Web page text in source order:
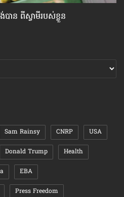
ាន ពី​ស្វាមី​របស់​ខ្លួន
Sam Rainsy CNRP USA
Donald Trump Health
EBA
Press Freedom